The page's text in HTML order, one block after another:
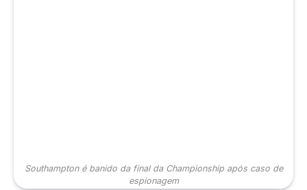
Southampton é banido da final da Championship após caso de
espionagem